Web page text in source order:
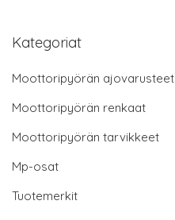
Kategoriat
Moottoripyörän ajovarusteet
Moottoripyörän renkaat
Moottoripyörän tarvikkeet
Mp-osat
Tuotemerkit